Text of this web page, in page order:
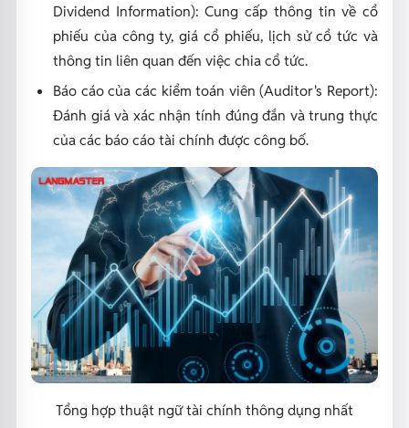
Dividend Information): Cung cấp thông tin về cổ
phiếu của công ty, giá cổ phiếu, lịch sử cổ tức và
thông tin liên quan đến việc chia cổ tức.
Báo cáo của các kiểm toán viên (Auditor's Report):
Đánh giá và xác nhận tính đúng đắn và trung thực
của các báo cáo tài chính được công bố.
Tổng hợp thuật ngữ tài chính thông dụng nhất